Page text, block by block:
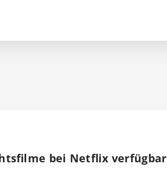
bei Netflix verfügbar